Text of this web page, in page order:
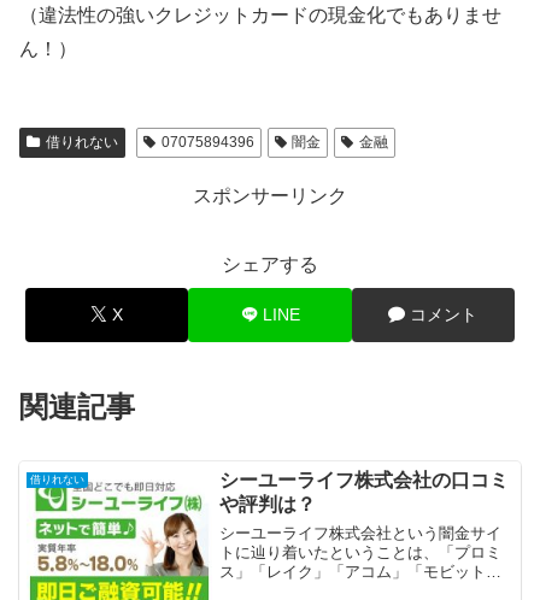
（違法性の強いクレジットカードの現金化でもありませ
ん！）
借りれない 07075894396 闇金 金融
スポンサーリンク
シェアする
X LINE コメント
関連記事
借りれない
シーユーライフ株式会社の口コミ
や評判は？
シーユーライフ株式会社という闇金サイ
トに辿り着いたということは、「プロミ
ス」「レイク」「アコム」「モビット」